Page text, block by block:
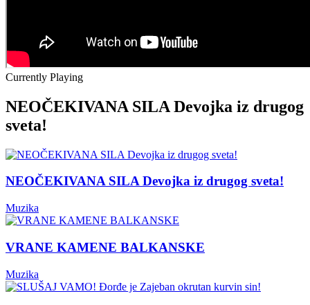
Currently Playing
NEOČEKIVANA SILA Devojka iz drugog
sveta!
NEOČEKIVANA SILA Devojka iz drugog sveta!
Muzika
VRANE KAMENE BALKANSKE
Muzika